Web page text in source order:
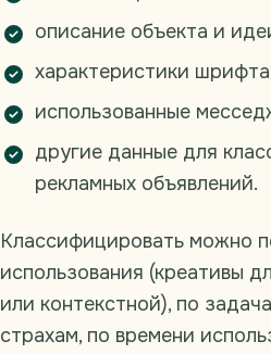
описание объекта и
характеристики
использованные
другие данные для
рекламных объявлений.
Классифицировать можно
использования (креативы
или контекстной), по
страхам, по времени